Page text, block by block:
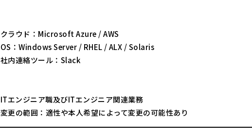
クラウド：Microsoft Azure / AWS
OS：Windows Server / RHEL / ALX / Solaris
社内連絡ツール：Slack
ITエンジニア職及びITエンジニア関連業務
変更の範囲：適性や本人希望によって変更の可能性あり